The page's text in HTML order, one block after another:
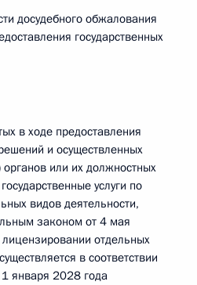
досудебного обжалования
государственных
в ходе предоставления
и осуществленных
органов или их должностных
услуги по
видов деятельности,
законом от 4 мая
отдельных
в соответствии
января 2028 года